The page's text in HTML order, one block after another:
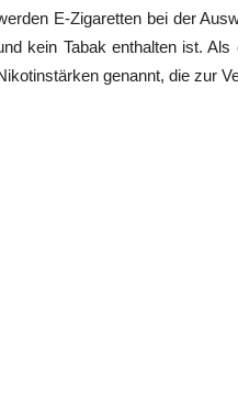
E-Zigaretten bei der
kein Tabak enthalten ist.
genannt, die zur